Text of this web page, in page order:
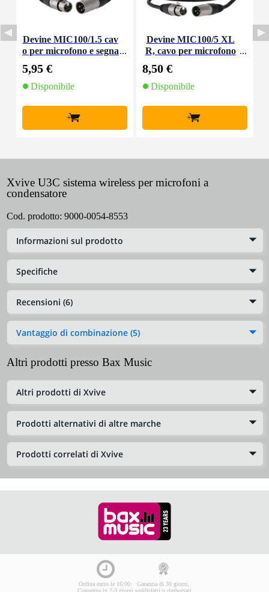
Devine MIC100/1.5 cav
o per microfono e segna
5,95 €
Disponibile
+
Devine MIC100/5 XL
R, cavo per microfono
8,50 €
Disponibile
+
Xvive U3C sistema wireless per microfoni a
condensatore
Cod. prodotto: 9000-0054-8553
Informazioni sul prodotto
Specifiche
Recensioni (6)
Vantaggio di combinazione (5)
Altri prodotti presso Bax Music
Altri prodotti di Xvive
Prodotti alternativi di altre marche
Prodotti correlati di Xvive
Ordina entro le 16:00:
Consegna in 2-3 giorni
Garanzia di 30 giorni,
soddisfatti o rimborsati